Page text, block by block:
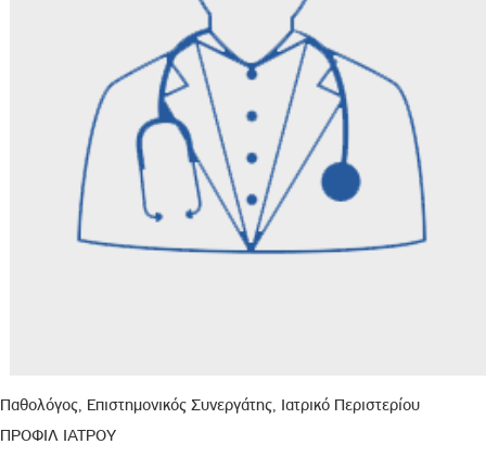
Παθολόγος, Επιστημονικός Συνεργάτης, Ιατρικό Περιστερίου
ΠΡΟΦΙΛ ΙΑΤΡΟΥ